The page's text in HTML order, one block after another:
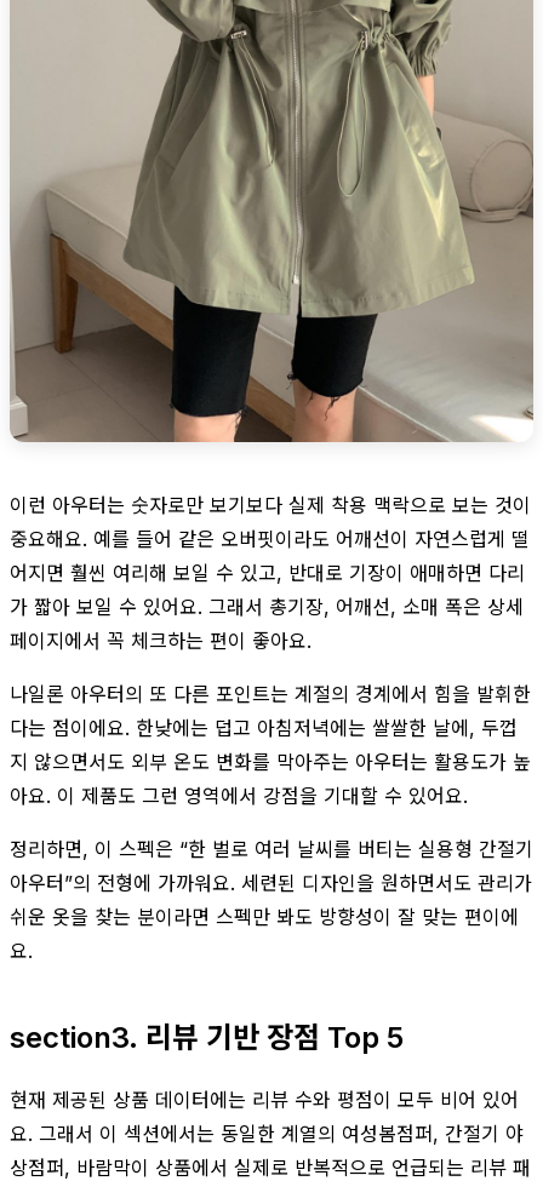
이런 아우터는 숫자로만 보기보다 실제 착용 맥락으로 보는 것이
중요해요. 예를 들어 같은 오버핏이라도 어깨선이 자연스럽게 떨
어지면 훨씬 여리해 보일 수 있고, 반대로 기장이 애매하면 다리
가 짧아 보일 수 있어요. 그래서 총기장, 어깨선, 소매 폭은 상세
페이지에서 꼭 체크하는 편이 좋아요.
나일론 아우터의 또 다른 포인트는 계절의 경계에서 힘을 발휘한
다는 점이에요. 한낮에는 덥고 아침저녁에는 쌀쌀한 날에, 두껍
지 않으면서도 외부 온도 변화를 막아주는 아우터는 활용도가 높
아요. 이 제품도 그런 영역에서 강점을 기대할 수 있어요.
정리하면, 이 스펙은 “한 벌로 여러 날씨를 버티는 실용형 간절기
아우터”의 전형에 가까워요. 세련된 디자인을 원하면서도 관리가
쉬운 옷을 찾는 분이라면 스펙만 봐도 방향성이 잘 맞는 편이에
요.
section3. 리뷰 기반 장점 Top 5
현재 제공된 상품 데이터에는 리뷰 수와 평점이 모두 비어 있어
요. 그래서 이 섹션에서는 동일한 계열의 여성봄점퍼, 간절기 야
상점퍼, 바람막이 상품에서 실제로 반복적으로 언급되는 리뷰 패